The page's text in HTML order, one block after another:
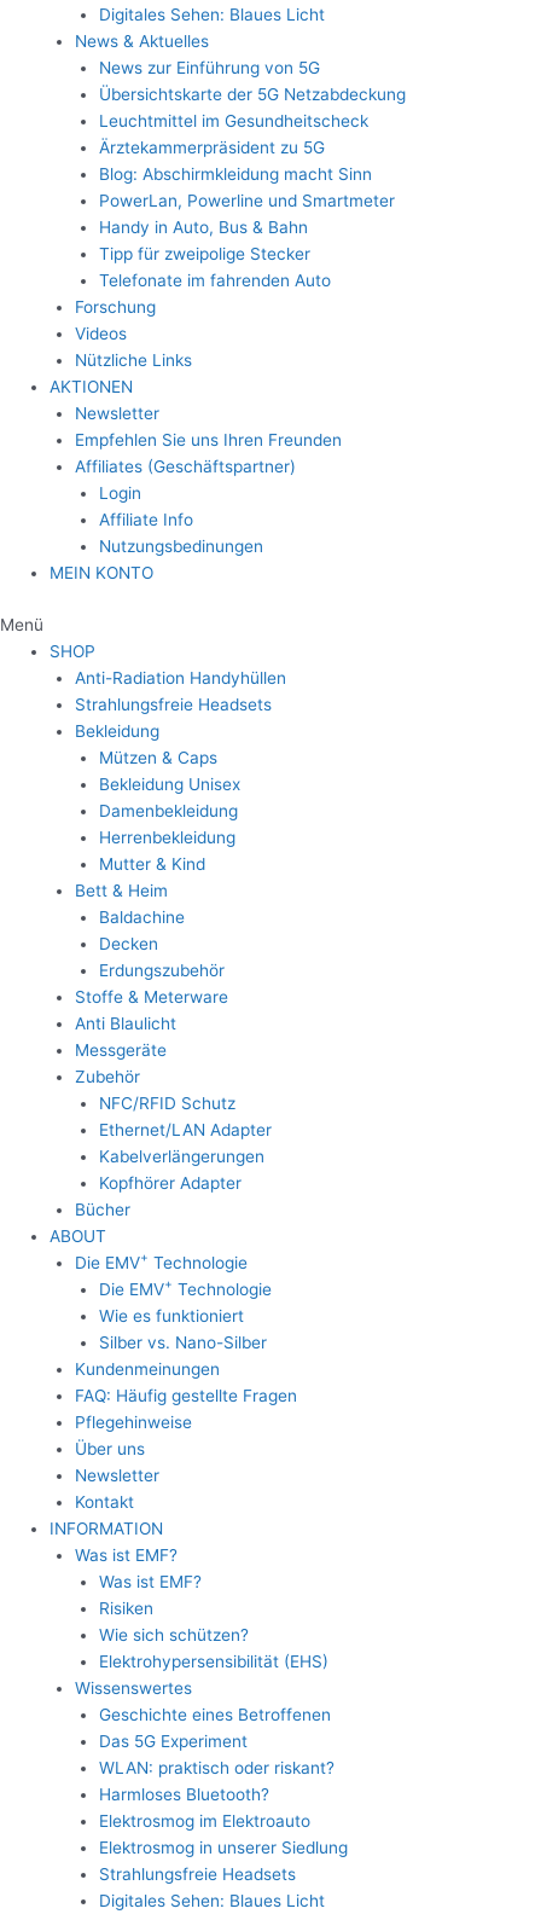
Digitales Sehen: Blaues Licht
News & Aktuelles
News zur Einführung von 5G
Übersichtskarte der 5G Netzabdeckung
Leuchtmittel im Gesundheitscheck
Ärztekammerpräsident zu 5G
Blog: Abschirmkleidung macht Sinn
PowerLan, Powerline und Smartmeter
Handy in Auto, Bus & Bahn
Tipp für zweipolige Stecker
Telefonate im fahrenden Auto
Forschung
Videos
Nützliche Links
AKTIONEN
Newsletter
Empfehlen Sie uns Ihren Freunden
Affiliates (Geschäftspartner)
Login
Affiliate Info
Nutzungsbedinungen
MEIN KONTO
Menü
SHOP
Anti-Radiation Handyhüllen
Strahlungsfreie Headsets
Bekleidung
Mützen & Caps
Bekleidung Unisex
Damenbekleidung
Herrenbekleidung
Mutter & Kind
Bett & Heim
Baldachine
Decken
Erdungszubehör
Stoffe & Meterware
Anti Blaulicht
Messgeräte
Zubehör
NFC/RFID Schutz
Ethernet/LAN Adapter
Kabelverlängerungen
Kopfhörer Adapter
Bücher
ABOUT
Die EMV+ Technologie
Die EMV+ Technologie
Wie es funktioniert
Silber vs. Nano-Silber
Kundenmeinungen
FAQ: Häufig gestellte Fragen
Pflegehinweise
Über uns
Newsletter
Kontakt
INFORMATION
Was ist EMF?
Was ist EMF?
Risiken
Wie sich schützen?
Elektrohypersensibilität (EHS)
Wissenswertes
Geschichte eines Betroffenen
Das 5G Experiment
WLAN: praktisch oder riskant?
Harmloses Bluetooth?
Elektrosmog im Elektroauto
Elektrosmog in unserer Siedlung
Strahlungsfreie Headsets
Digitales Sehen: Blaues Licht